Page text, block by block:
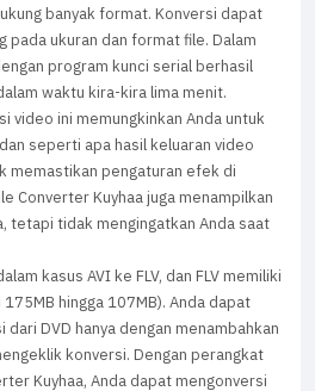
banyak format. Konversi dapat
pada ukuran dan format file. Dalam
program kunci serial berhasil
waktu kira-kira lima menit.
video ini memungkinkan Anda untuk
seperti apa hasil keluaran video
memastikan pengaturan efek di
Converter Kuyhaa juga menampilkan
tetapi tidak mengingatkan Anda saat
kasus AVI ke FLV, dan FLV memiliki
hingga 107MB). Anda dapat
DVD hanya dengan menambahkan
konversi. Dengan perangkat
Kuyhaa, Anda dapat mengonversi